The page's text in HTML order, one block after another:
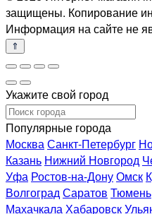
защищены. Копирование
Информация на сайте не
Укажите свой город
Популярные города
МоскваСанкт-Петербург
Казань Нижний Новгород
Уфа Ростов-на-ДонуОмск
ВолгоградСаратов Тюмень
МахачкалаХабаровск